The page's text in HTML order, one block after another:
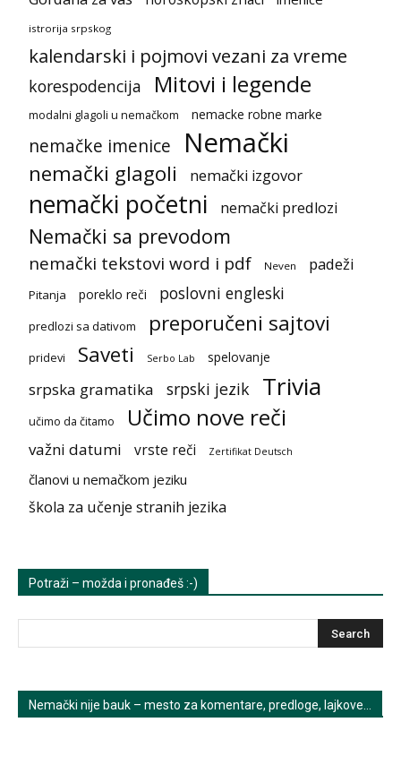
istrorija srpskog
kalendarski i pojmovi vezani za vreme
korespodencija Mitovi i legende
modalni glagoli u nemačkom nemacke robne marke
nemačke imenice Nemački
nemački glagoli nemački izgovor
nemački početni nemački predlozi
Nemački sa prevodom
nemački tekstovi word i pdf Neven padeži
Pitanja poreklo reči poslovni engleski
predlozi sa dativom preporučeni sajtovi
pridevi Saveti Serbo Lab spelovanje
srpska gramatika srpski jezik Trivia
učimo da čitamo Učimo nove reči
važni datumi vrste reči Zertifikat Deutsch
članovi u nemačkom jeziku
škola za učenje stranih jezika
Potraži – možda i pronađeš :-)
Nemački nije bauk – mesto za komentare, predloge, lajkove…